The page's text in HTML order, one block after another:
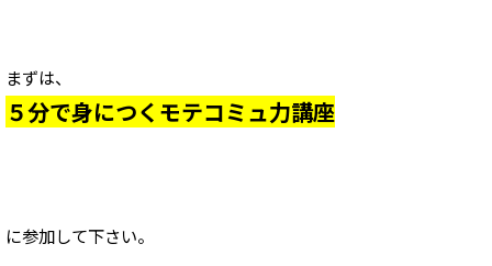
まずは、
５分で身につくモテコミュ力講座
に参加して下さい。